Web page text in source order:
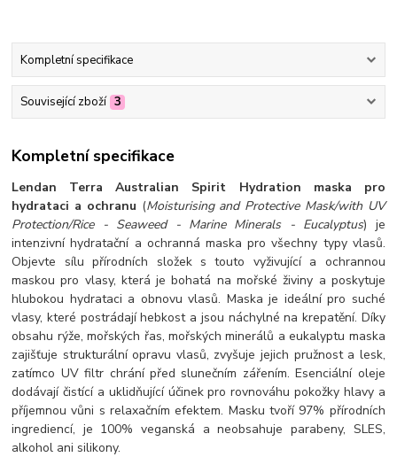
Kompletní specifikace
Související zboží 3
Kompletní specifikace
Lendan Terra Australian Spirit Hydration maska pro
hydrataci a ochranu (Moisturising and Protective Mask/with UV
Protection/Rice - Seaweed - Marine Minerals - Eucalyptus) je
intenzivní hydratační a ochranná maska pro všechny typy vlasů.
Objevte sílu přírodních složek s touto vyživující a ochrannou
maskou pro vlasy, která je bohatá na mořské živiny a poskytuje
hlubokou hydrataci a obnovu vlasů. Maska je ideální pro suché
vlasy, které postrádají hebkost a jsou náchylné na krepatění. Díky
obsahu rýže, mořských řas, mořských minerálů a eukalyptu maska
zajišťuje strukturální opravu vlasů, zvyšuje jejich pružnost a lesk,
zatímco UV filtr chrání před slunečním zářením. Esenciální oleje
dodávají čistící a uklidňující účinek pro rovnováhu pokožky hlavy a
příjemnou vůni s relaxačním efektem. Masku tvoří 97% přírodních
ingrediencí, je 100% veganská a neobsahuje parabeny, SLES,
alkohol ani silikony.